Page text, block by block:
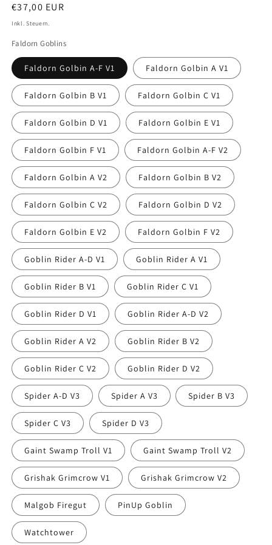
Normaler
Preis
€37,00 EUR
Inkl. Steuern.
Faldorn Goblins
Faldorn Golbin A-F V1 Faldorn Golbin A V1
Faldorn Golbin B V1 Faldorn Golbin C V1
Faldorn Golbin D V1 Faldorn Golbin E V1
Faldorn Golbin F V1 Faldorn Golbin A-F V2
Faldorn Golbin A V2 Faldorn Golbin B V2
Faldorn Golbin C V2 Faldorn Golbin D V2
Faldorn Golbin E V2 Faldorn Golbin F V2
Goblin Rider A-D V1 Goblin Rider A V1
Goblin Rider B V1 Goblin Rider C V1
Goblin Rider D V1 Goblin Rider A-D V2
Goblin Rider A V2 Goblin Rider B V2
Goblin Rider C V2 Goblin Rider D V2
Spider A-D V3 Spider A V3 Spider B V3
Spider C V3 Spider D V3
Gaint Swamp Troll V1 Gaint Swamp Troll V2
Grishak Grimcrow V1 Grishak Grimcrow V2
Malgob Firegut PinUp Goblin
Watchtower